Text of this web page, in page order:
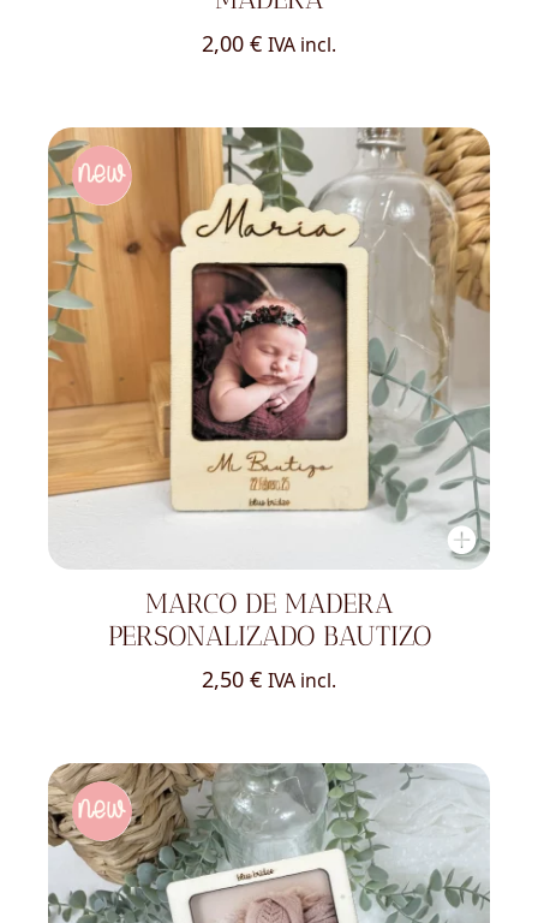
2,00 € IVA incl.
MARCO DE MADERA
PERSONALIZADO BAUTIZO
2,50 € IVA incl.